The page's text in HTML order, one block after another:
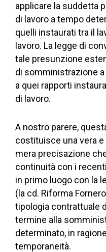
applicare la suddetta
di lavoro a tempo
quelli instaurati tra il
lavoro. La legge di
tale presunzione
di somministrazione
a quei rapporti
di lavoro.
A nostro parere,
costituisce una vera e
mera precisazione
continuità con i
in primo luogo con la
(la cd. Riforma
tipologia contrattuale
termine alla
determinato, in
temporaneità.